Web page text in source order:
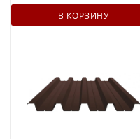
В КОРЗИНУ